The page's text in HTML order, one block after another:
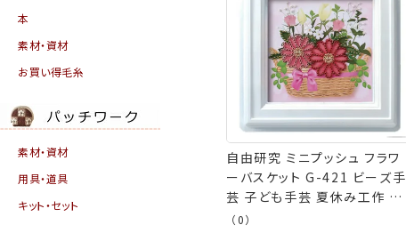
本
素材・資材
お買い得毛糸
素材・資材
用具・道具
キット・セット
自由研究 ミニプッシュ フラワ
ーバスケット G-421 ビーズ手
芸 子ども手芸 夏休み工作 手
芸キット nsk 手芸の山久
（0）